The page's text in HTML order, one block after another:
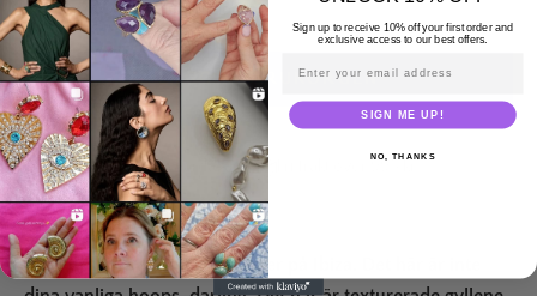
0 recensioner
LÄGG I VARUKORGEN
Leveranstid: 2-5 vardagar Fri frakt över 995 kr
30-day returns
Tänk dig Kleopatra på semester på Ibiza. Det här är inte
Sign up to receive 10% off your first order and
exclusive access to our best offers.
SIGN ME UP!
NO, THANKS